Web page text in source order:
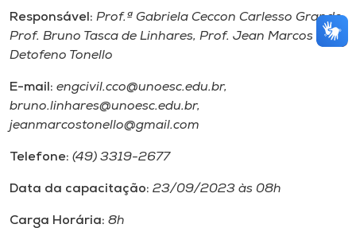
Responsável: Prof.ª Gabriela Ceccon Carlesso Grando,
Prof. Bruno Tasca de Linhares, Prof. Jean Marcos
Detofeno Tonello
E-mail: engcivil.cco@unoesc.edu.br,
bruno.linhares@unoesc.edu.br,
jeanmarcostonello@gmail.com
Telefone: (49) 3319-2677
Data da capacitação: 23/09/2023 às 08h
Carga Horária: 8h